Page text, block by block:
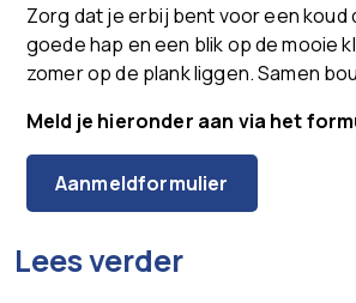
Zorg dat je erbij bent voor een koud
goede hap en een blik op de mooie
zomer op de plank liggen. Samen
Meld je hieronder aan via het
Aanmeldformulier
Lees verder